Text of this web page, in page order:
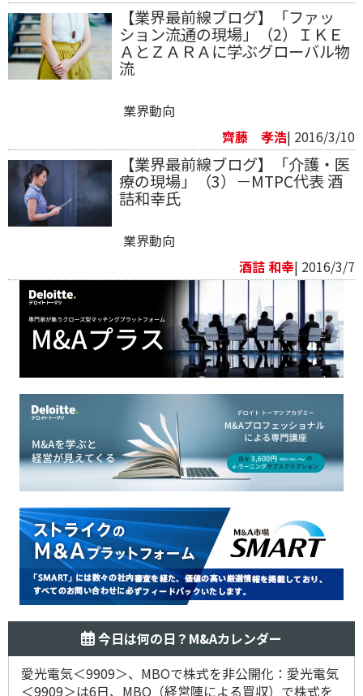
【業界最前線ブログ】「ファッ
ション流通の現場」（2）ＩＫＥ
ＡとＺＡＲＡに学ぶグローバル物
流
業界動向
齊藤 孝浩| 2016/3/10
【業界最前線ブログ】「介護・医
療の現場」（3）－MTPC代表 酒
詰和幸氏
業界動向
酒詰 和幸| 2016/3/7
今日は何の日？M&Aカレンダー
愛光電気＜9909＞、MBOで株式を非公開化：愛光電気
＜9909＞は6日、MBO（経営陣による買収）で株式を